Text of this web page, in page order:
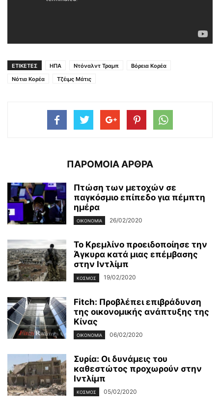
ΕΤΙΚΕΤΕΣ ΗΠΑ Ντόναλντ Τραμπ
Βόρεια Κορέα
Νότια Κορέα
Τζέιμς Μάτις
ΠΑΡΟΜΟΙΑ ΑΡΘΡΑ
Πτώση των μετοχών σε
παγκόσμιο επίπεδο για πέμπτη
ημέρα
ΟΙΚΟΝΟΜΊΑ 26/02/2020
Το Κρεμλίνο προειδοποίησε την
Άγκυρα κατά μιας επέμβασης
στην Ιντλίμπ
ΚΌΣΜΟΣ 19/02/2020
Fitch: Προβλέπει επιβράδυνση
της οικονομικής ανάπτυξης της
Κίνας
ΟΙΚΟΝΟΜΊΑ 06/02/2020
Συρία: Οι δυνάμεις του
καθεστώτος προχωρούν στην
Ιντλίμπ
ΚΌΣΜΟΣ 05/02/2020